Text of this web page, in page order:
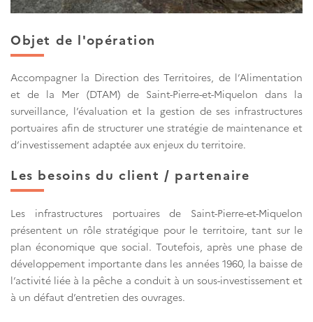
Objet de l'opération
Accompagner la Direction des Territoires, de l’Alimentation
et de la Mer (DTAM) de Saint-Pierre-et-Miquelon dans la
surveillance, l’évaluation et la gestion de ses infrastructures
portuaires afin de structurer une stratégie de maintenance et
d’investissement adaptée aux enjeux du territoire.
Les besoins du client / partenaire
Les infrastructures portuaires de Saint-Pierre-et-Miquelon
présentent un rôle stratégique pour le territoire, tant sur le
plan économique que social. Toutefois, après une phase de
développement importante dans les années 1960, la baisse de
l’activité liée à la pêche a conduit à un sous-investissement et
à un défaut d’entretien des ouvrages.